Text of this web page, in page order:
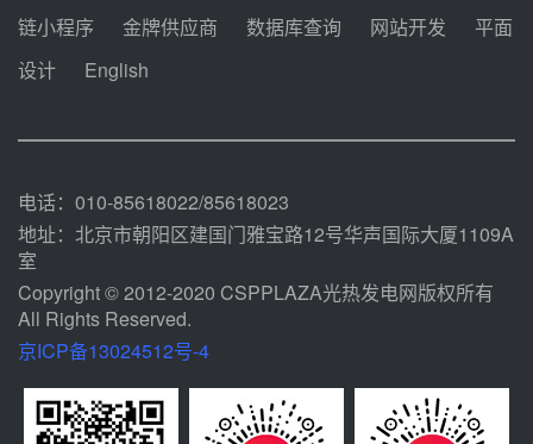
甘肃建投安装公司赴京洽谈，深化
瓜州、博州光热项目战略合作
发！明确推动光热发电规模化发展
链小程序
金牌供应商 数据库查询 网站开发
平面
设计
English
电话：010-85618022/85618023
地址：北京市朝阳区建国门雅宝路12号华声国际大厦1109A
室
Copyright © 2012-2020 CSPPLAZA光热发电网版权所有
All Rights Reserved.
京ICP备13024512号-4